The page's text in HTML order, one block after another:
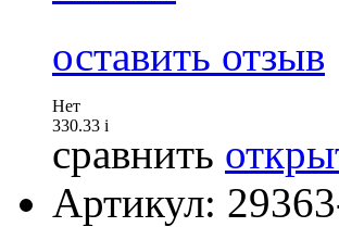
оставить отзыв
Нет
330.33 i
сравнить
Артикул: